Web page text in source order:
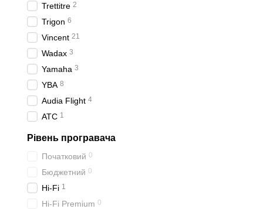
Trettitre 2
Trigon 6
Vincent 21
Wadax 3
Yamaha 3
YBA 8
Audia Flight 4
ATC 1
Рівень програвача
Початковий 0
Бюджетний 0
Hi-Fi 1
Hi-Fi Premium 0